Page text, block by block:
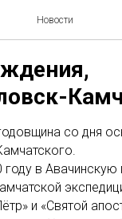
Новости
со дня
году в
и «Святой